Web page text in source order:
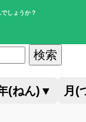
でしょうか？
検索
(ねん) ▼ 月(